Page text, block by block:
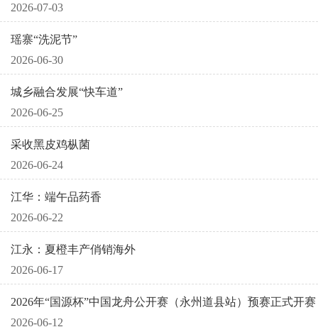
2026-07-03
瑶寨“洗泥节”
2026-06-30
城乡融合发展“快车道”
2026-06-25
采收黑皮鸡枞菌
2026-06-24
江华：端午品药香
2026-06-22
江永：夏橙丰产俏销海外
2026-06-17
2026年“国源杯”中国龙舟公开赛（永州道县站）预赛正式开赛
2026-06-12